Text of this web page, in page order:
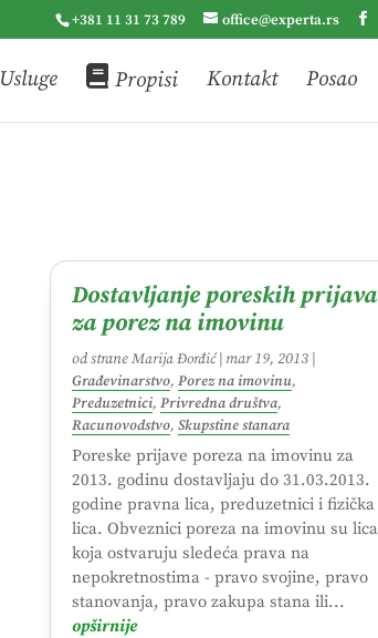
+381 11 31 73 789 office@experta.rs
Usluge Propisi Kontakt Posao
Dostavljanje poreskih prijava
za porez na imovinu
od straneMarija Đorđić| mar 19, 2013|
Građevinarstvo, Porez na imovinu,
Preduzetnici, Privredna društva,
Racunovodstvo, Skupstine stanara
Poreske prijave poreza na imovinu za
2013. godinu dostavljaju do 31.03.2013.
godine pravna lica, preduzetnici i fizička
lica. Obveznici poreza na imovinu su lica
koja ostvaruju sledeća prava na
nepokretnostima - pravo svojine, pravo
stanovanja, pravo zakupa stana ili...
opširnije